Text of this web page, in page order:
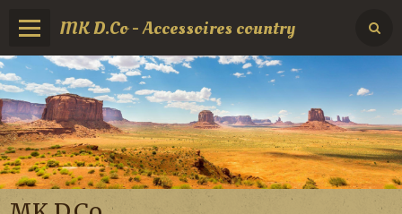
MK D.Co - Accessoires country